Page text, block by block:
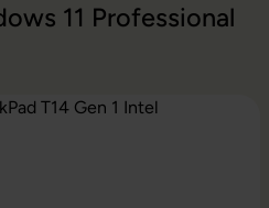
11 Professional